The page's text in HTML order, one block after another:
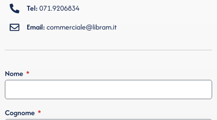
Tel:071.9206834
Email:commerciale@libram.it
Nome
Cognome